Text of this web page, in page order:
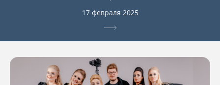
17 февраля 2025